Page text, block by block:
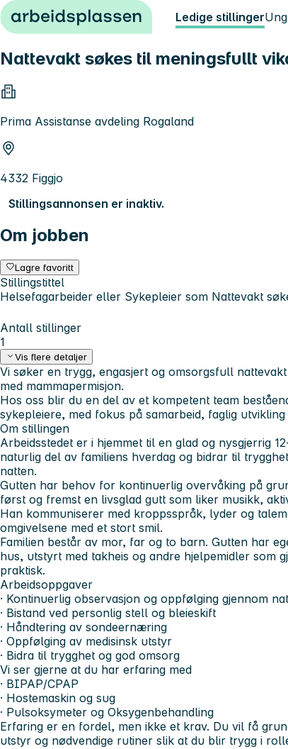
Hopp til innhold Ledige stillingerUng
Nattevakt søkes til meningsfullt
Prima Assistanse avdeling Rogaland
4332 Figgjo
Stillingsannonsen er inaktiv.
Om jobben
Lagre favoritt
Stillingstittel
Helsefagarbeider eller Sykepleier som Nattevakt
Antall stillinger
1
Vis flere detaljer
Vi søker en trygg, engasjert og omsorgsfull
med mammapermisjon.
Hos oss blir du en del av et kompetent team
sykepleiere, med fokus på samarbeid, faglig
Om stillingen
Arbeidsstedet er i hjemmet til en glad og nysgjerrig
naturlig del av familiens hverdag og bidrar til
natten.
Gutten har behov for kontinuerlig overvåking på
først og fremst en livsglad gutt som liker musikk,
Han kommuniserer med kroppsspråk, lyder og
omgivelsene med et stort smil.
Familien består av mor, far og to barn. Gutten har
hus, utstyrt med takheis og andre hjelpemidler som
praktisk.
Arbeidsoppgaver
· Kontinuerlig observasjon og oppfølging gjennom
· Bistand ved personlig stell og bleieskift
· Håndtering av sondeernæring
· Oppfølging av medisinsk utstyr
· Bidra til trygghet og god omsorg
Vi ser gjerne at du har erfaring med
· BIPAP/CPAP
· Hostemaskin og sug
· Pulsoksymeter og Oksygenbehandling
Erfaring er en fordel, men ikke et krav. Du vil få
utstyr og nødvendige rutiner slik at du blir trygg i